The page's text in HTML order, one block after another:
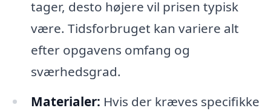
tager, desto højere vil prisen typisk
være. Tidsforbruget kan variere alt
efter opgavens omfang og
sværhedsgrad.
Materialer: Hvis der kræves specifikke